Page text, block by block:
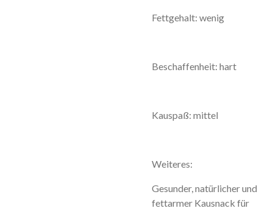
Fettgehalt: wenig
Beschaffenheit: hart
Kauspaß: mittel
Weiteres:
Gesunder, natürlicher und
fettarmer Kausnack für